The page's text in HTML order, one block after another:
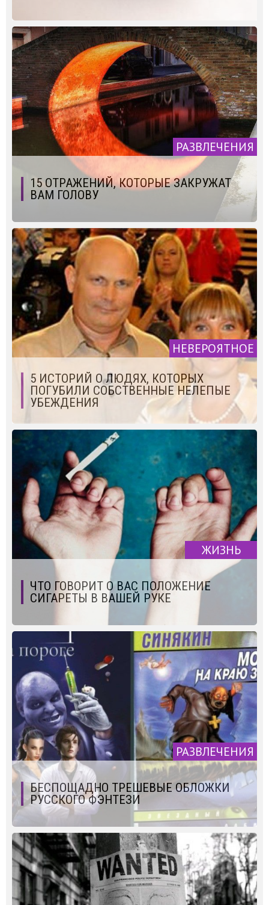
РАЗВЛЕЧЕНИЯ
15 ОТРАЖЕНИЙ, КОТОРЫЕ ЗАКРУЖАТ
ВАМ ГОЛОВУ
НЕВЕРОЯТНОЕ
5 ИСТОРИЙ О ЛЮДЯХ, КОТОРЫХ
ПОГУБИЛИ СОБСТВЕННЫЕ НЕЛЕПЫЕ
УБЕЖДЕНИЯ
ЖИЗНЬ
ЧТО ГОВОРИТ О ВАС ПОЛОЖЕНИЕ
СИГАРЕТЫ В ВАШЕЙ РУКЕ
РАЗВЛЕЧЕНИЯ
БЕСПОЩАДНО ТРЕШЕВЫЕ ОБЛОЖКИ
РУССКОГО ФЭНТЕЗИ